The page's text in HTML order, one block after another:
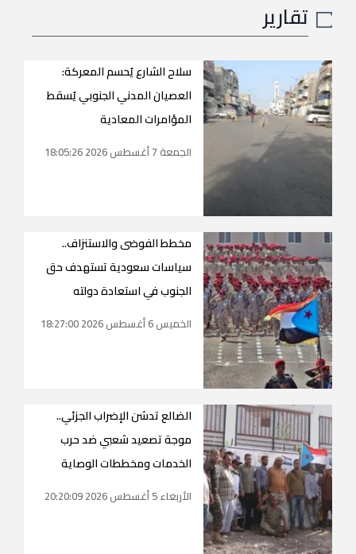
تقارير
سلاح الشارع يُحسم المعركة:
العصيان المدني الجنوبي يُسقط
المؤامرات المعادية
الجمعة 7 أغسطس 2026 18:05:26
مخطط الفوضى والاستنزاف..
سياسات سعودية تستهدف حق
الجنوب في استعادة دولته
الخميس 6 أغسطس 2026 18:27:00
الضالع تدشن الإضراب الجزئي..
موجة تصعيد شعبي ضد حرب
الخدمات ومخططات الوصاية
الأربعاء 5 أغسطس 2026 20:20:09